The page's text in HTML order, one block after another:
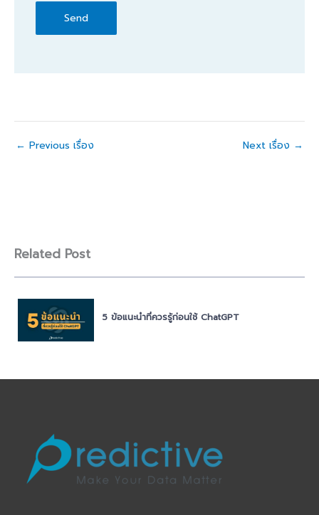
← Previous เรื่อง Next เรื่อง →
Related Post
5 ข้อแนะนำที่ควรรู้ก่อนใช้ ChatGPT